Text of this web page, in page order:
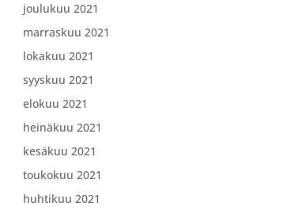
joulukuu 2021
marraskuu 2021
lokakuu 2021
syyskuu 2021
elokuu 2021
heinäkuu 2021
kesäkuu 2021
toukokuu 2021
huhtikuu 2021